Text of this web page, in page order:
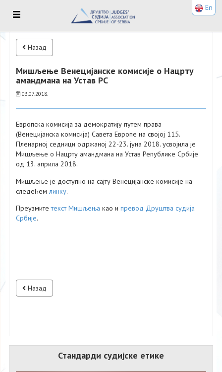
Назад
Мишљење Венецијанске комисије о Нацрту
амандмана на Устав РС
03.07.2018.
Европска комисија за демократију путем права
(Венецијанска комисија) Савета Европе на својој 115.
Пленарној седници одржаној 22-23. јуна 2018. усвојила је
Мишљење о Нацрту амандмана на Устав Републике Србије
од 13. априла 2018.
Мишљење је доступно на сајту Венецијанске комисије на
следећем линку.
Преузмитетекст Мишљења као и превод Друштва судија
Србије.
Назад
Стандарди судијске етике
En